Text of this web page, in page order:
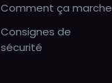
Comment ça marche
Consignes de
sécurité